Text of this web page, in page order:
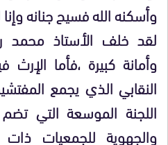
وأسكنه الله فسيح جنانه وإنا
لقد خلف الأستاذ محمد
وأمانة كبيرة ،فأما
النقابي الذي يجمع
اللجنة الموسعة التي
والجهوية للجمعيات ذات